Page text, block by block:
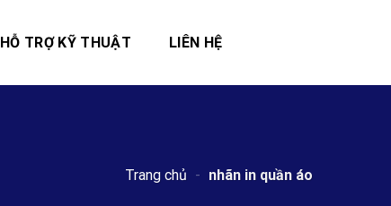
HỖ TRỢ KỸ THUẬT LIÊN HỆ
Trang chủ - nhãn in quần áo